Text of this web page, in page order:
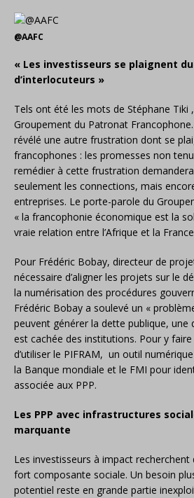
@AAFC
« Les investisseurs se plaignent
d’interlocuteurs »
Tels ont été les mots de Stéphane Tiki
Groupement du Patronat
révélé une autre frustration dont se
francophones : les promesses non
remédier à cette frustration
seulement les connections, mais
entreprises. Le porte-parole du
« la francophonie économique est la
vraie relation entre l’Afrique et la
Pour Frédéric Bobay, directeur de
nécessaire d’aligner les projets sur le
la numérisation des procédures
Frédéric Bobay a soulevé un «
peuvent générer la dette publique, une
est cachée des institutions. Pour y
d’utiliser le PIFRAM, un outil
la Banque mondiale et le FMI pour
associée aux PPP.
Les PPP avec infrastructures
marquante
Les investisseurs à impact
fort composante sociale. Un besoin
potentiel reste en grande partie